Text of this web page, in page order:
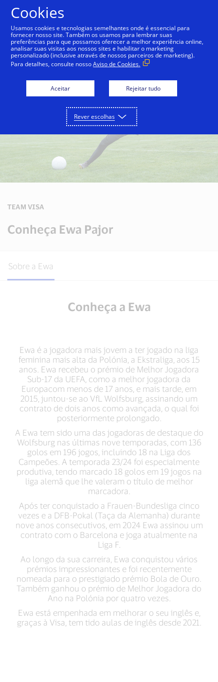
Patrocínio UEFA
TEAM VISA
Conheça Ewa Pajor
Sobre a Ewa
Conheça a Ewa
Ewa é a jogadora mais jovem a ter jogado na liga
feminina mais alta da Polónia, a Ekstraliga, aos 15
anos. Ewa recebeu o prémio de Melhor Jogadora
Sub-17 da UEFA, como a melhor jogadora da
Europacom menos de 17 anos, e mais tarde, em
2015, juntou-se ao VfL Wolfsburg, assinando um
contrato de dois anos como avançada, o qual foi
posteriormente prolongado.
A Ewa tem sido uma das jogadoras de destaque do
Wolfsburg nas últimas nove temporadas, com 136
golos em 196 jogos, incluindo 18 na Liga dos
Campeões. A temporada 23/24 foi especialmente
produtiva, tendo marcado 18 golos em 19 jogos na
liga alemã que lhe valeram o título de melhor
marcadora.
Após ter conquistado a Frauen-Bundesliga cinco
vezes e a DFB-Pokal (Taça da Alemanha) durante
nove anos consecutivos, em 2024 Ewa assinou um
contrato com o Barcelona e joga atualmente na
Liga F.
Ao longo da sua carreira, Ewa conquistou vários
prémios impressionantes e foi recentemente
nomeada para o prestigiado prémio Bola de Ouro.
Também ganhou o prémio de Melhor Jogadora do
Ano na Polónia por quatro vezes.
Ewa está empenhada em melhorar o seu inglês e,
graças à Visa, tem tido aulas de inglês desde 2021.
Cookies
Usamos cookies e tecnologias semelhantes onde é essencial para
fornecer nosso site. Também os usamos para lembrar suas
preferências para que possamos oferecer a melhor experiência online,
analisar suas visitas aos nossos sites e habilitar o marketing
personalizado (inclusive através de nossos parceiros de marketing).
Para detalhes, consulte nossoAviso de Cookies.
Aceitar Rejeitar tudo
Rever escolhas